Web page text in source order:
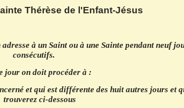
Thérèse de l'Enfant-Jésus
à un Saint ou à une Sainte pendant neuf
consécutifs.
jour on doit procéder à :
et qui est différente des huit autres jours et
trouverez ci-dessous